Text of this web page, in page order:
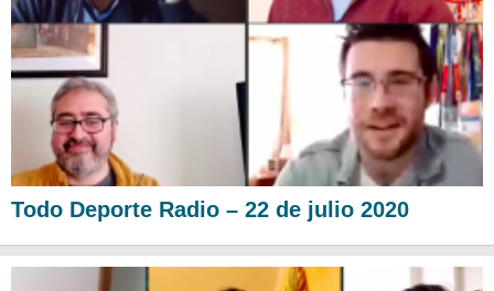
Todo Deporte Radio – 22 de julio 2020